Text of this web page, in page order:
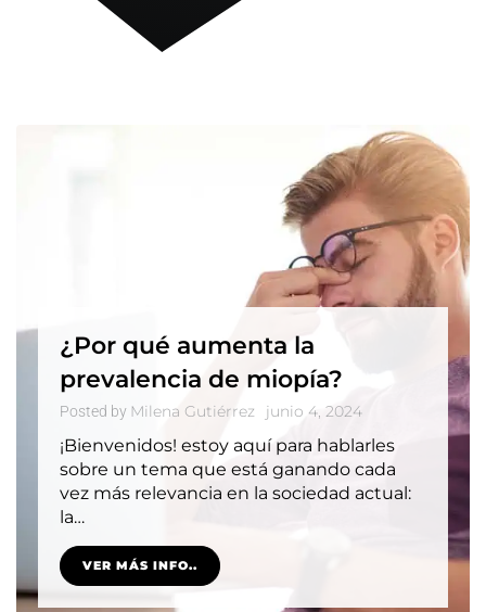
¿Por qué aumenta la
prevalencia de miopía?
Posted by Milena Gutiérrez junio 4, 2024
¡Bienvenidos! estoy aquí para hablarles
sobre un tema que está ganando cada
vez más relevancia en la sociedad actual:
la…
VER MÁS INFO..